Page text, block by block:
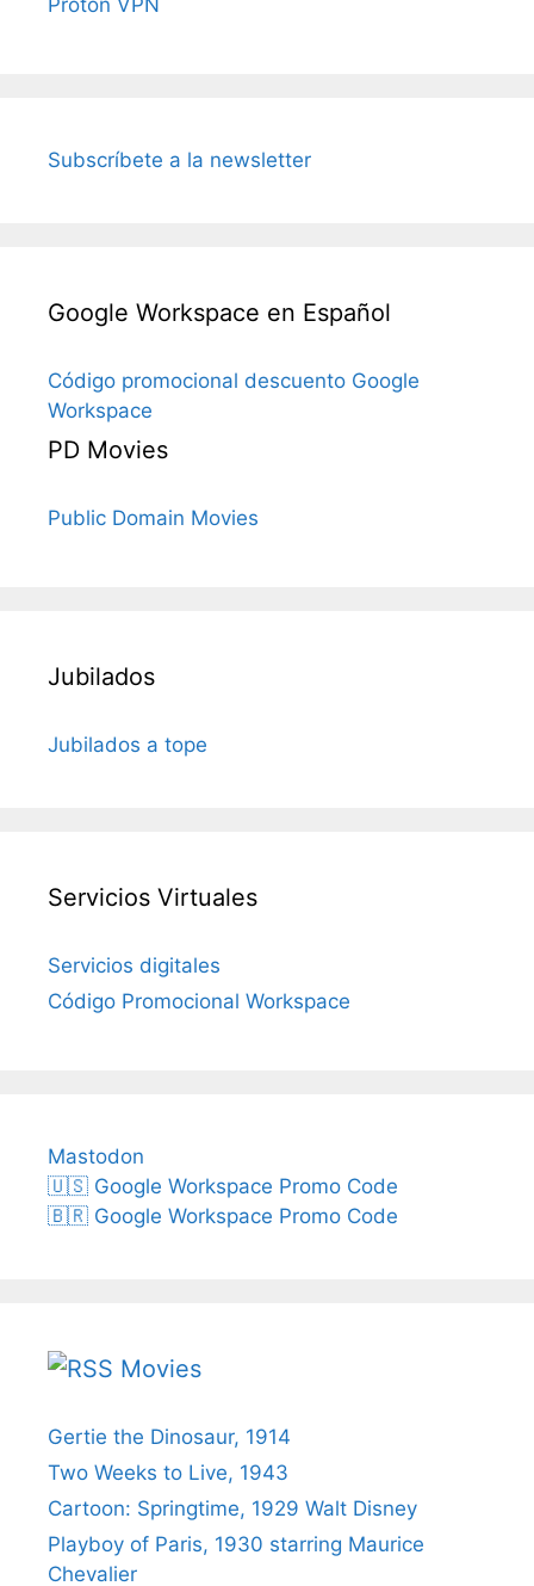
Subscríbete a la newsletter
Google Workspace en Español
Código promocional descuento Google
Workspace
PD Movies
Public Domain Movies
Jubilados
Jubilados a tope
Servicios Virtuales
Servicios digitales
Código Promocional Workspace
Mastodon
🇺🇸 Google Workspace Promo Code
🇧🇷 Google Workspace Promo Code
Movies
Gertie the Dinosaur, 1914
Two Weeks to Live, 1943
Cartoon: Springtime, 1929 Walt Disney
Playboy of Paris, 1930 starring Maurice
Chevalier